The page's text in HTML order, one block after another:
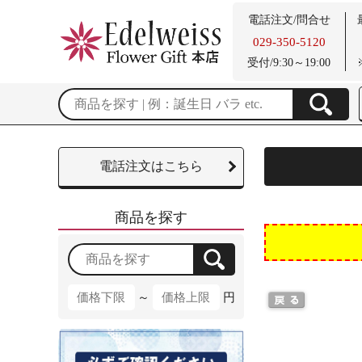
電話注文/問合せ
029-350-5120
受付/9:30～19:00
電話注文はこちら
商品を探す
～ 円